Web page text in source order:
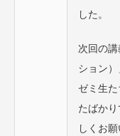
した。
次回の
ション）
ゼミ生
たばか
しくお願